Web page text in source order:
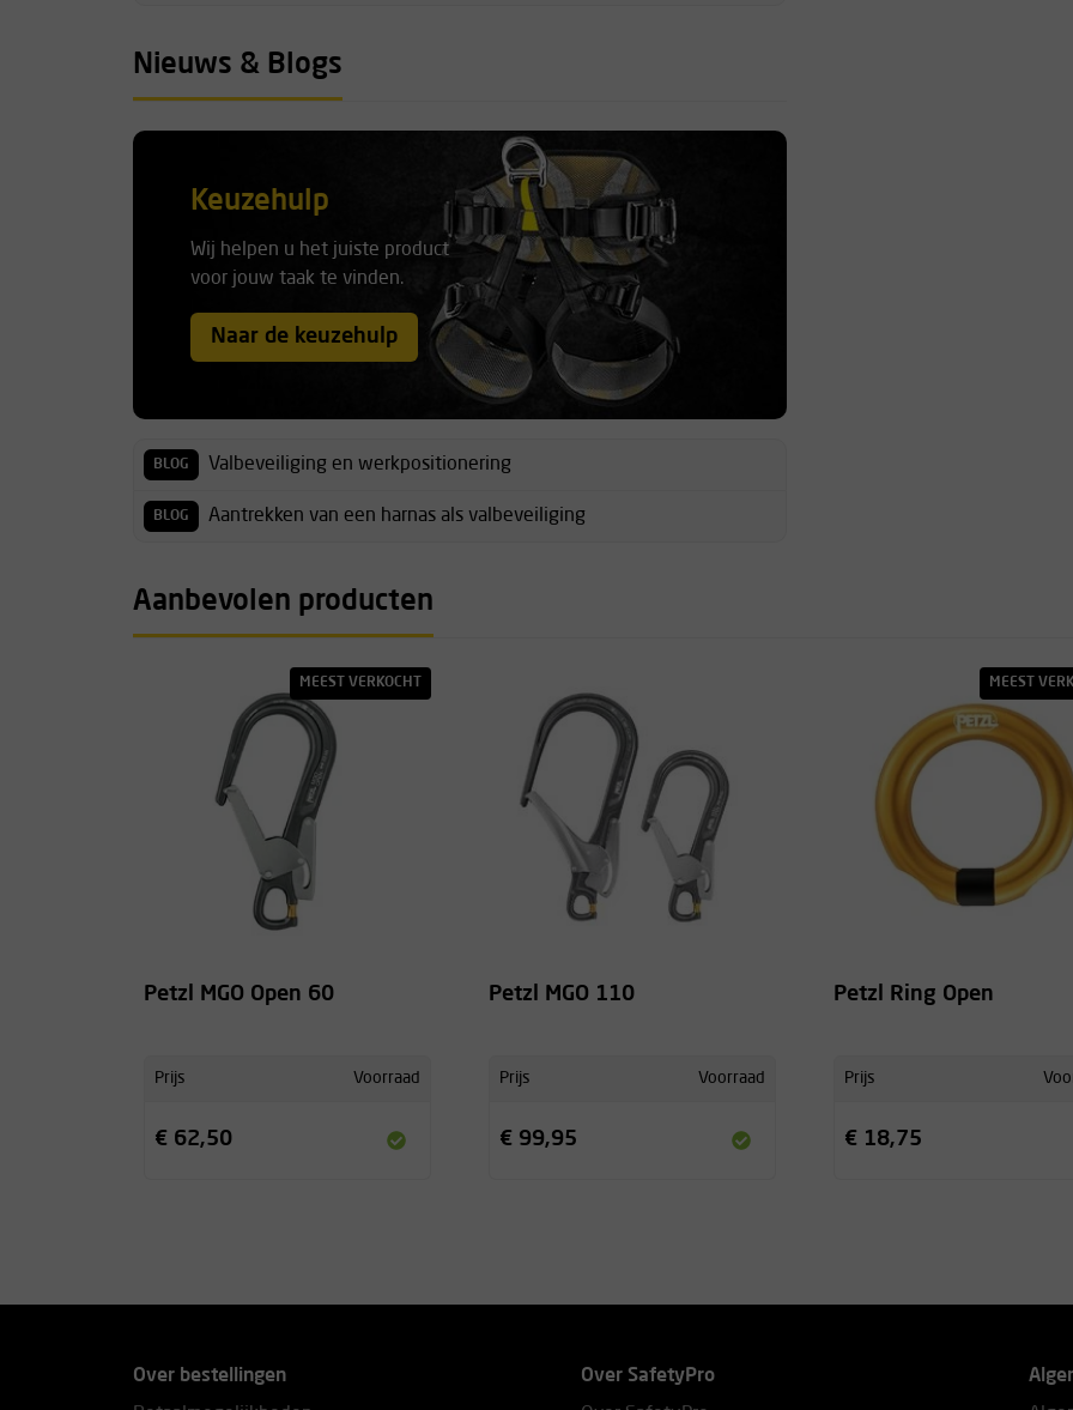
Nieuws & Blogs
Keuzehulp
Wij helpen u het juiste product
voor jouw taak te vinden.
Naar de keuzehulp
BLOG Valbeveiliging en werkpositionering
BLOG Aantrekken van een harnas als valbeveiliging
Aanbevolen producten
MEEST VERKOCHT
Petzl MGO Open 60
Prijs Voorraad
€ 62,50
Petzl MGO 110
Prijs Voorraad
€ 99,95
MEEST
Petzl Ring Open
Prijs
€ 18,75
Over bestellingen
Over SafetyPro